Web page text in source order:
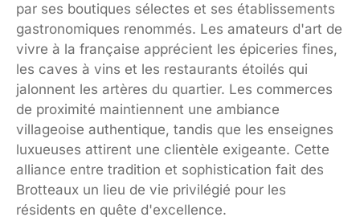
par ses boutiques sélectes et ses établissements
gastronomiques renommés. Les amateurs d'art de
vivre à la française apprécient les épiceries fines,
les caves à vins et les restaurants étoilés qui
jalonnent les artères du quartier. Les commerces
de proximité maintiennent une ambiance
villageoise authentique, tandis que les enseignes
luxueuses attirent une clientèle exigeante. Cette
alliance entre tradition et sophistication fait des
Brotteaux un lieu de vie privilégié pour les
résidents en quête d'excellence.